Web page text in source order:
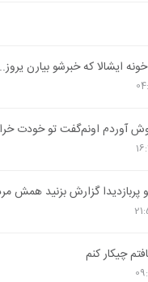
ایشالا که خبرشو بیارن
آوردم اونم‌گفت تو خودت
پربازدیدا گزارش بزنید همش
چیکار کنم